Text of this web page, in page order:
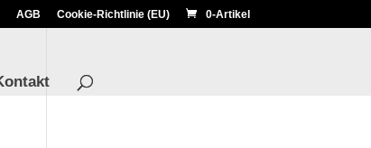
AGB Cookie-Richtlinie (EU) 0-Artikel